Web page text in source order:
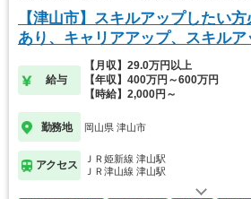
【津山市】スキルアップしたい
あり、キャリアアップ、スキル
給与
【月収】29.0万円以上
【年収】400万円～600万円
【時給】2,000円～
勤務地 岡山県 津山市
アクセス
ＪＲ姫新線 津山駅
ＪＲ津山線 津山駅